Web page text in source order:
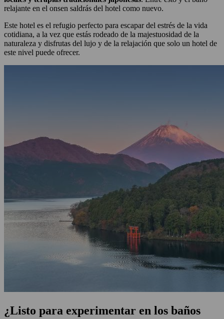
relajante en el onsen saldrás del hotel como nuevo.
Este hotel es el refugio perfecto para escapar del estrés de la vida
cotidiana, a la vez que estás rodeado de la majestuosidad de la
naturaleza y disfrutas del lujo y de la relajación que solo un hotel de
este nivel puede ofrecer.
¿Listo para experimentar en los baños